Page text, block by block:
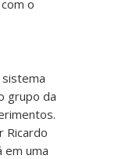
o
grupo da
Ricardo
em uma